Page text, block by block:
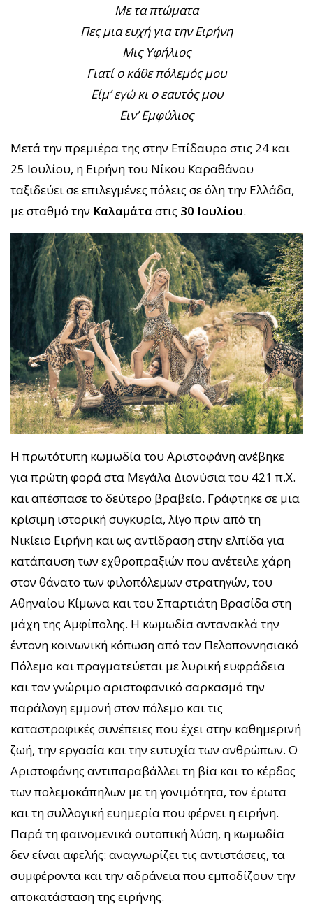
Με τα πτώματα
Πες μια ευχή για την Ειρήνη
Μις Υφήλιος
Γιατί ο κάθε πόλεμός μου
Είμ’ εγώ κι ο εαυτός μου
Ειν’ Εμφύλιος
Μετά την πρεμιέρα της στην Επίδαυρο στις 24 και
25 Ιουλίου, η Ειρήνη του Νίκου Καραθάνου
ταξιδεύει σε επιλεγμένες πόλεις σε όλη την Ελλάδα,
με σταθμό την Καλαμάταστις 30 Ιουλίου.
Η πρωτότυπη κωμωδία του Αριστοφάνη ανέβηκε
για πρώτη φορά στα Μεγάλα Διονύσια του 421 π.Χ.
και απέσπασε το δεύτερο βραβείο. Γράφτηκε σε μια
κρίσιμη ιστορική συγκυρία, λίγο πριν από τη
Νικίειο Ειρήνη και ως αντίδραση στην ελπίδα για
κατάπαυση των εχθροπραξιών που ανέτειλε χάρη
στον θάνατο των φιλοπόλεμων στρατηγών, του
Αθηναίου Κίμωνα και του Σπαρτιάτη Βρασίδα στη
μάχη της Αμφίπολης. Η κωμωδία αντανακλά την
έντονη κοινωνική κόπωση από τον Πελοποννησιακό
Πόλεμο και πραγματεύεται με λυρική ευφράδεια
και τον γνώριμο αριστοφανικό σαρκασμό την
παράλογη εμμονή στον πόλεμο και τις
καταστροφικές συνέπειες που έχει στην καθημερινή
ζωή, την εργασία και την ευτυχία των ανθρώπων. Ο
Αριστοφάνης αντιπαραβάλλει τη βία και το κέρδος
των πολεμοκάπηλων με τη γονιμότητα, τον έρωτα
και τη συλλογική ευημερία που φέρνει η ειρήνη.
Παρά τη φαινομενικά ουτοπική λύση, η κωμωδία
δεν είναι αφελής: αναγνωρίζει τις αντιστάσεις, τα
συμφέροντα και την αδράνεια που εμποδίζουν την
αποκατάσταση της ειρήνης.